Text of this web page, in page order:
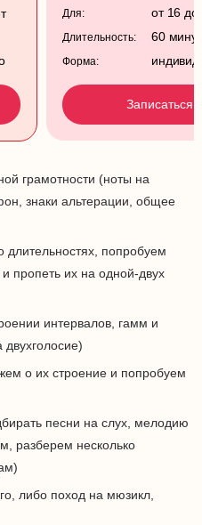
Для: от 16 до
Длительность: 60 минут
Форма:
Записаться
грамотности (ноты на
знаки альтерации, общее
попробуем
пропеть их на одной-двух
интервалов, гамм и
о их строение и попробуем
песни на слух, мелодию
разберем несколько
либо поход на мюзикл,